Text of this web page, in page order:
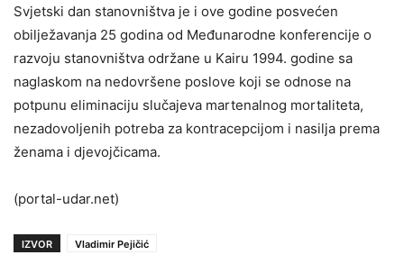
Svjetski dan stanovništva je i ove godine posvećen
obilježavanja 25 godina od Međunarodne konferencije o
razvoju stanovništva održane u Kairu 1994. godine sa
naglaskom na nedovršene poslove koji se odnose na
potpunu eliminaciju slučajeva martenalnog mortaliteta,
nezadovoljenih potreba za kontracepcijom i nasilja prema
ženama i djevojčicama.
(portal-udar.net)
IZVOR
Vladimir Pejičić